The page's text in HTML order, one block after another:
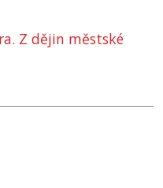
Z dějin městské